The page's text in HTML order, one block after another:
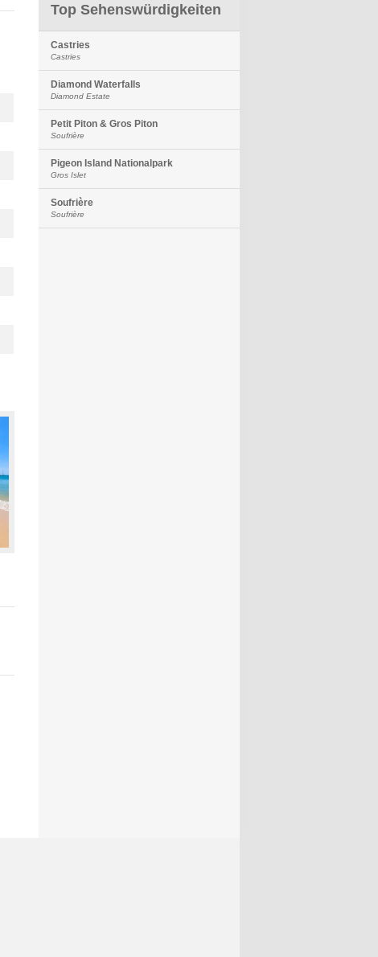
Top Sehenswürdigkeiten
Castries
Castries
Diamond Waterfalls
Diamond Estate
Petit Piton & Gros Piton
Soufrière
Pigeon Island Nationalpark
Gros Islet
Soufrière
Soufrière